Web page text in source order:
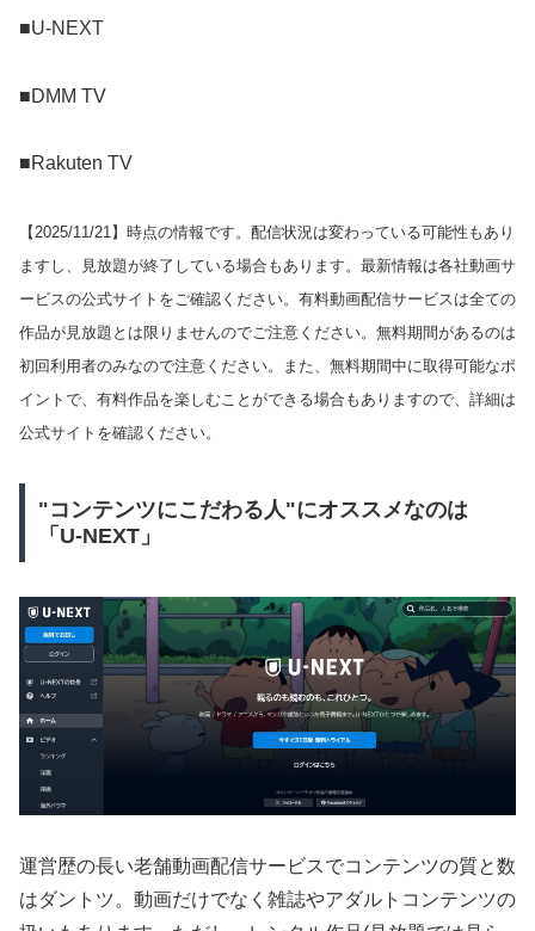
■U-NEXT
■DMM TV
■Rakuten TV
【2025/11/21】時点の情報です。配信状況は変わっている可能性もあり
ますし、見放題が終了している場合もあります。最新情報は各社動画サ
ービスの公式サイトをご確認ください。有料動画配信サービスは全ての
作品が見放題とは限りませんのでご注意ください。無料期間があるのは
初回利用者のみなので注意ください。また、無料期間中に取得可能なポ
イントで、有料作品を楽しむことができる場合もありますので、詳細は
公式サイトを確認ください。
"コンテンツにこだわる人"にオススメなのは
「U-NEXT」
運営歴の長い老舗動画配信サービスでコンテンツの質と数
はダントツ。動画だけでなく雑誌やアダルトコンテンツの